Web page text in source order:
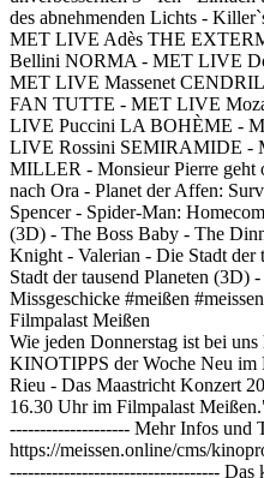
des abnehmenden Lichts -
MET LIVE Adès THE
Bellini NORMA - MET LIVE
MET LIVE Massenet
FAN TUTTE - MET LIVE
LIVE Puccini LA BOHÈME -
LIVE Rossini SEMIRAMIDE -
MILLER - Monsieur Pierre geht
nach Ora - Planet der Affen:
Spencer - Spider-Man:
(3D) - The Boss Baby - The
Knight - Valerian - Die Stadt der
Stadt der tausend Planeten (3D)
Missgeschicke #meißen
Filmpalast Meißen
Wie jeden Donnerstag ist bei
KINOTIPPS der Woche Neu
Rieu - Das Maastricht Konzert
16.30 Uhr im Filmpalast
-------------------- Mehr Infos und
https://meissen.online/cms/
----------------------------------- Das